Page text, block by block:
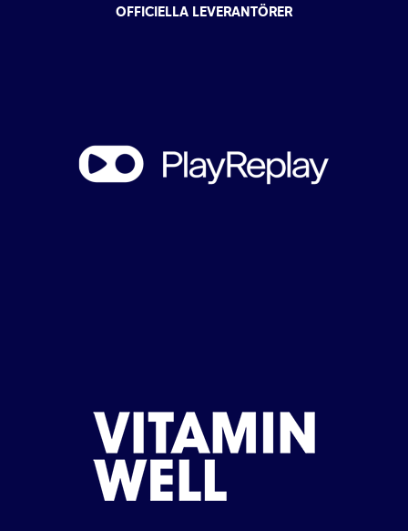
OFFICIELLA LEVERANTÖRER